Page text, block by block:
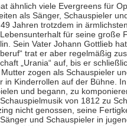
ähnlich viele Evergreens für
als Sänger, Schauspieler
Jahren trotzdem in
für seine große
Sein Vater Johann Gottlieb
trat er aber regelmäßig
„Urania“ auf, bis er
zogen als Schauspieler
Kinderrollen auf der Bühne.
und begann, zu
von 1812 zu
nicht genossen, seine
und Schauspieler in